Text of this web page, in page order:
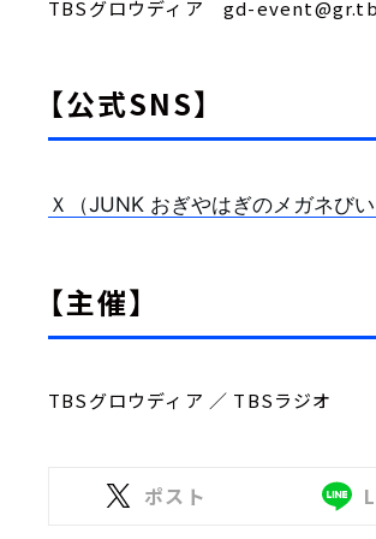
TBSグロウディア gd-
【公式SNS】
Ｘ（JUNK おぎやはぎのメガネびい
【主催】
TBSグロウディア ／ TBSラジオ
ポスト